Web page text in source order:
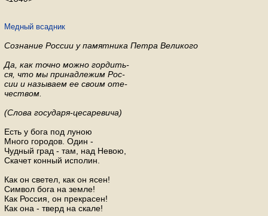
Медный всадник
Сознание России у памятника Петра Великого
Да, как точно можно гордить-
ся, что мы принадлежим Рос-
сии и называем ее своим оте-
чеством.
(Слова государя-цесаревича)
Есть у бога под луною
Много городов. Один -
Чудный град - там, над Невою,
Скачет конный исполин.
Как он светел, как он ясен!
Символ бога на земле!
Как Россия, он прекрасен!
Как она - тверд на скале!